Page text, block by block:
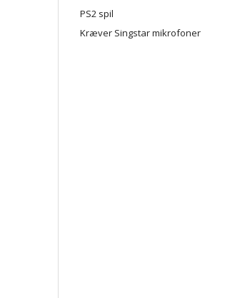
PS2 spil
Kræver Singstar mikrofoner